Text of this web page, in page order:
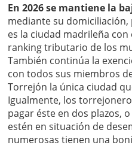
En 2026 se mantiene la
mediante su
es la ciudad madrileña con
ranking tributario de los
También continúa la
con todos sus miembros
Torrejón la única ciudad
Igualmente, los
pagar éste en dos plazos,
estén en situación de
numerosas tienen una